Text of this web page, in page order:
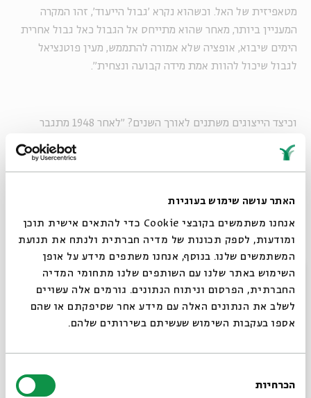
האתר עושה שימוש בעוגיות
אנחנו משתמשים בקובצי Cookie כדי להתאים אישית תוכן
ומודעות, לספק תכונות של מדיה חברתית ולנתח את תנועת
המשתמשים שלנו. בנוסף, אנחנו משתפים מידע על אופן
השימוש באתר שלנו עם השותפים שלנו מתחומי המדיה
החברתית, הפרסום וניתוח הנתונים. גורמים אלה עשויים
לשלב את הנתונים האלה עם מידע אחר שסיפקתם או שהם
אספו בעקבות השימוש שעשיתם בשירותים שלהם.
הסכמה
הכרחיות
מטאפיזית של האל. וכשהוא נקרא 'גבול הייעוד', זהו המקרה
המעניין ביותר, מאחר שהוא מתייחס אל הגבול כאל גבול אחרית
הימים שיבוא, אופציה שלא אמורה להתממש, מעין פוטנציאל
לגבול שיכול להוות אמת מידה קבועה ונצחית״.
וכיצד הייצוגים משתנים לאורך השנים? ״לאחר 1948 מתגבר
לתת לגיטימציה לגבולות שנוצרו במהלכים צבאיים ולרצון
עניין הולך וגובר בתנ"ך
״אני חושב שזה לא מקרי שלפני כל חג וכל אירוע יהודי כזה או
אחר שומעים פתאום על גילויים שקשורים לאותו חג – קברי
כשזה מגיע לתנ"ך. המציאה של ממצא מקראי נחשבת מיוחדת
סגור